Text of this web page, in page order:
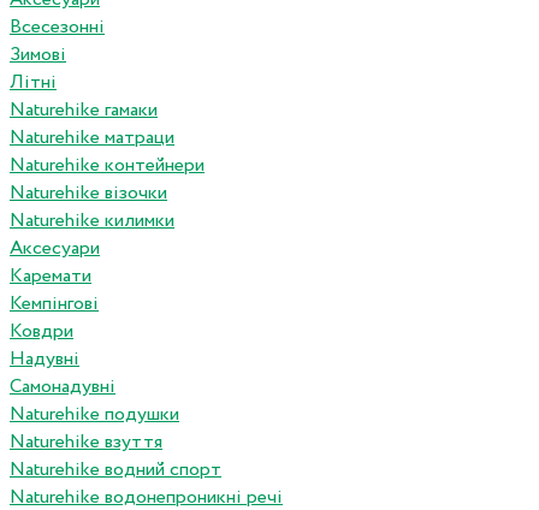
Всесезонні
Зимові
Літні
Naturehike гамаки
Naturehike матраци
Naturehike контейнери
Naturehike візочки
Naturehike килимки
Аксесуари
Каремати
Кемпінгові
Ковдри
Надувні
Самонадувні
Naturehike подушки
Naturehike взуття
Naturehike водний спорт
Naturehike водонепроникні речі